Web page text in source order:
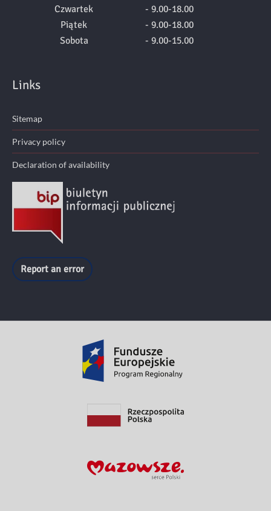
Czwartek
Piątek
Sobota
- 9.00-18.00
- 9.00-18.00
- 9.00-15.00
Links
Sitemap
Privacy policy
Declaration of availability
Report an error